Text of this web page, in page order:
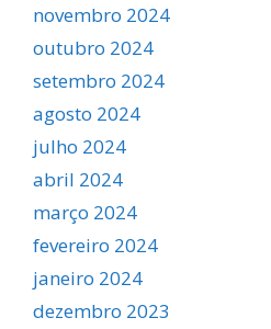
novembro 2024
outubro 2024
setembro 2024
agosto 2024
julho 2024
abril 2024
março 2024
fevereiro 2024
janeiro 2024
dezembro 2023